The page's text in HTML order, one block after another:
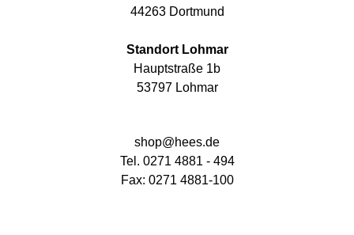
44263 Dortmund
Standort Lohmar
Hauptstraße 1b
53797 Lohmar
shop@hees.de
Tel. 0271 4881 - 494
Fax: 0271 4881-100